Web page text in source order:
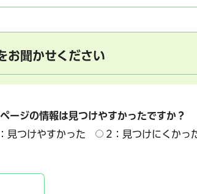
お聞かせください
ージの情報は見つけやすかったですか？
見つけやすかった
2：見つけにくかっ